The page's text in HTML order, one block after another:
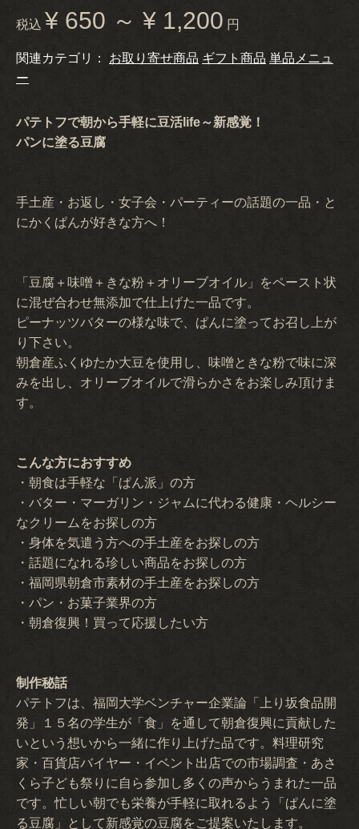
税込 ¥ 650 ～ ¥ 1,200 円
関連カテゴリ： お取り寄せ商品 ギフト商品 単品メニュ
ー
パテトフで朝から手軽に豆活life～新感覚！
パンに塗る豆腐
手土産・お返し・女子会・パーティーの話題の一品・と
にかくぱんが好きな方へ！
「豆腐＋味噌＋きな粉＋オリーブオイル」をペースト状
に混ぜ合わせ無添加で仕上げた一品です。
ピーナッツバターの様な味で、ぱんに塗ってお召し上が
り下さい。
朝倉産ふくゆたか大豆を使用し、味噌ときな粉で味に深
みを出し、オリーブオイルで滑らかさをお楽しみ頂けま
す。
こんな方におすすめ
・朝食は手軽な「ぱん派」の方
・バター・マーガリン・ジャムに代わる健康・ヘルシー
なクリームをお探しの方
・身体を気遣う方への手土産をお探しの方
・話題になれる珍しい商品をお探しの方
・福岡県朝倉市素材の手土産をお探しの方
・パン・お菓子業界の方
・朝倉復興！買って応援したい方
制作秘話
パテトフは、福岡大学ベンチャー企業論「上り坂食品開
発」１５名の学生が「食」を通して朝倉復興に貢献した
いという想いから一緒に作り上げた品です。料理研究
家・百貨店バイヤー・イベント出店での市場調査・あさ
くら子ども祭りに自ら参加し多くの声からうまれた一品
です。忙しい朝でも栄養が手軽に取れるよう「ぱんに塗
る豆腐」として新感覚の豆腐をご提案いたします。